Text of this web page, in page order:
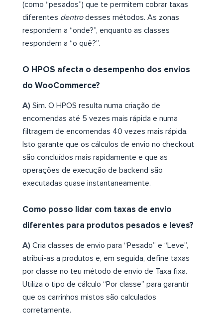
(como “pesados”) que te permitem cobrar taxas
diferentes dentrodesses métodos. As zonas
respondem a “onde?”, enquanto as classes
respondem a “o quê?”.
O HPOS afecta o desempenho dos envios
do WooCommerce?
A) Sim. O HPOS resulta numa criação de
encomendas até 5 vezes mais rápida e numa
filtragem de encomendas 40 vezes mais rápida.
Isto garante que os cálculos de envio no checkout
são concluídos mais rapidamente e que as
operações de execução de backend são
executadas quase instantaneamente.
Como posso lidar com taxas de envio
diferentes para produtos pesados e leves?
A) Cria classes de envio para “Pesado” e “Leve”,
atribui-as a produtos e, em seguida, define taxas
por classe no teu método de envio de Taxa fixa.
Utiliza o tipo de cálculo “Por classe” para garantir
que os carrinhos mistos são calculados
corretamente.